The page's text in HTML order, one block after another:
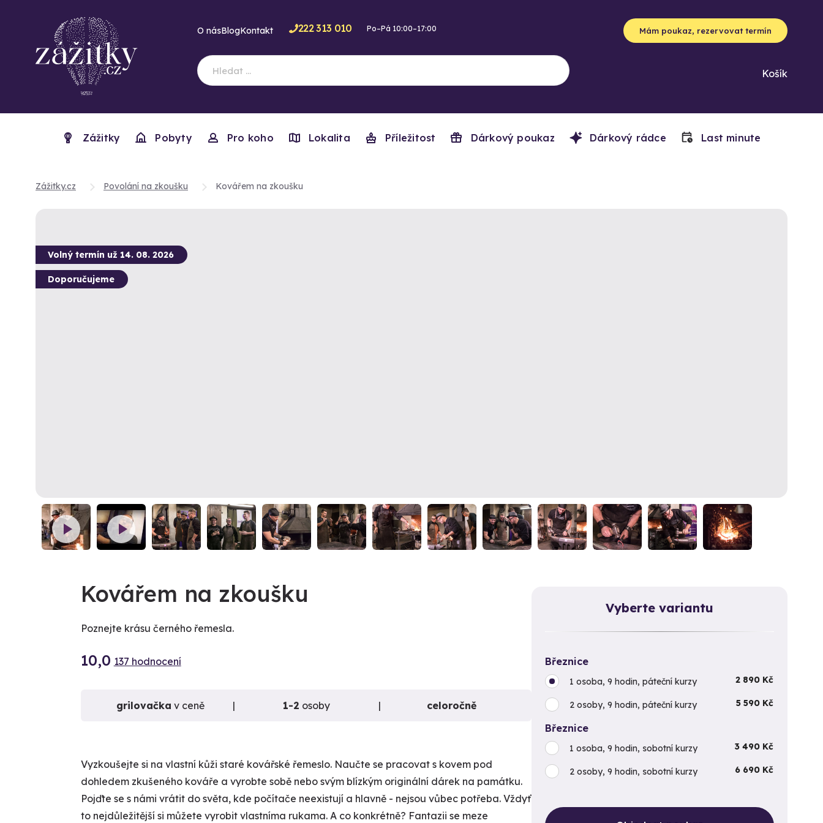
O násBlogKontakt 222 313 010 Po–Pá 10:00–17:00 Mám poukaz, rezervovat termín
Košík
Zážitky Pobyty Pro koho Lokalita Příležitost Dárkový poukaz Dárkový rádce Last minute
Zážitky.cz Povolání na zkoušku Kovářem na zkoušku
Volný termín už 14. 08. 2026
Doporučujeme
Vyberte variantu
Březnice
1 osoba, 9 hodin, páteční kurzy 2 890 Kč
2 osoby, 9 hodin, páteční kurzy 5 590 Kč
Březnice
1 osoba, 9 hodin, sobotní kurzy 3 490 Kč
2 osoby, 9 hodin, sobotní kurzy 6 690 Kč
Kovářem na zkoušku
Poznejte krásu černého řemesla.
10,0 137 hodnocení
grilovačka v ceně 1-2 osoby celoročně
Vyzkoušejte si na vlastní kůži staré kovářské řemeslo. Naučte se pracovat s kovem pod
dohledem zkušeného kováře a vyrobte sobě nebo svým blízkým originální dárek na památku.
Pojďte se s námi vrátit do světa, kde počítače neexistují a hlavně - nejsou vůbec potřeba. Vždyť
to nejdůležitější si můžete vyrobit vlastníma rukama. A co konkrétně? Fantazii se meze